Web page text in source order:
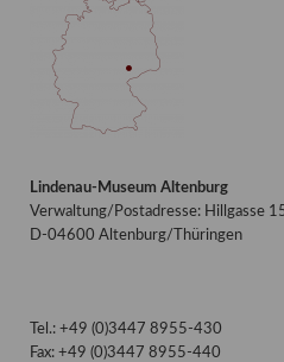
Lindenau-Museum Altenburg
Verwaltung/Postadresse: Hillgasse
D-04600 Altenburg/Thüringen
Tel.: +49 (0)3447 8955-430
Fax: +49 (0)3447 8955-440